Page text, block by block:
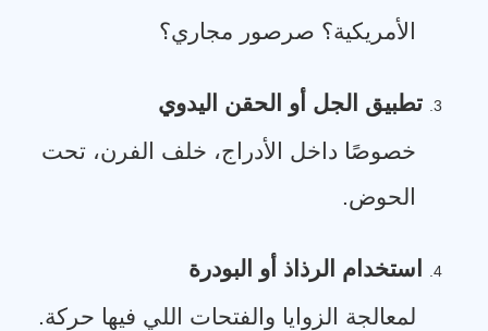
الأمريكية؟ صرصور مجاري؟
3.
تطبيق الجل أو الحقن اليدوي
خصوصًا داخل الأدراج، خلف الفرن، تحت
الحوض.
4.
استخدام الرذاذ أو البودرة
لمعالجة الزوايا والفتحات اللي فيها حركة.